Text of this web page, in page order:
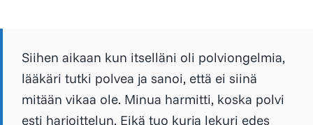
Siihen aikaan kun itselläni oli polviongelmia,
lääkäri tutki polvea ja sanoi, että ei siinä
mitään vikaa ole. Minua harmitti, koska polvi
esti harjoittelun. Eikä tuo kurja lekuri edes